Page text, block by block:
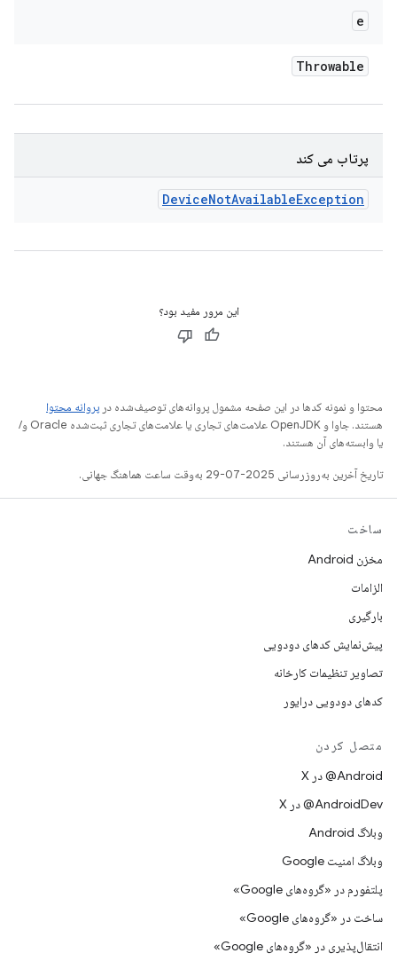
e
Throwable
پرتاب می کند
DeviceNotAvailableException
این مرور مفید بود؟
محتوا و نمونه کدها در این صفحه مشمول پروانه‌های توصیف‌شده در پروانه محتوا
هستند. جاوا و OpenJDK علامت‌های تجاری یا علامت‌های تجاری ثبت‌شده Oracle و/
یا وابسته‌های آن هستند.
تاریخ آخرین به‌روزرسانی 2025-07-29 به‌وقت ساعت هماهنگ جهانی.
ساخت
مخزن Android
الزامات
بارگیری
پیش‌نمایش کدهای دودویی
تصاویر تنظیمات کارخانه
کدهای دودویی درایور
متصل کردن
‫‎@Android در X
‫‎@AndroidDev در X
وبلاگ Android
وبلاگ امنیت Google
پلتفورم در «گروه‌های Google»
ساخت در «گروه‌های Google»
انتقال‌پذیری در «گروه‌های Google»